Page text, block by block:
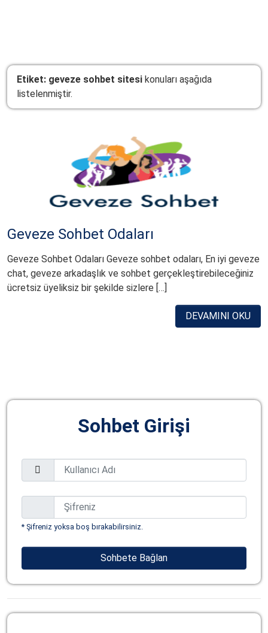
Etiket: geveze sohbet sitesi konuları aşağıda
listelenmiştir.
Geveze Sohbet Odaları
Geveze Sohbet Odaları Geveze sohbet odaları, En iyi geveze
chat, geveze arkadaşlık ve sohbet gerçekleştirebileceğiniz
ücretsiz üyeliksiz bir şekilde sizlere […]
DEVAMINI OKU
Sohbet Girişi
* Şifreniz yoksa boş bırakabilirsiniz.
Sohbete Bağlan